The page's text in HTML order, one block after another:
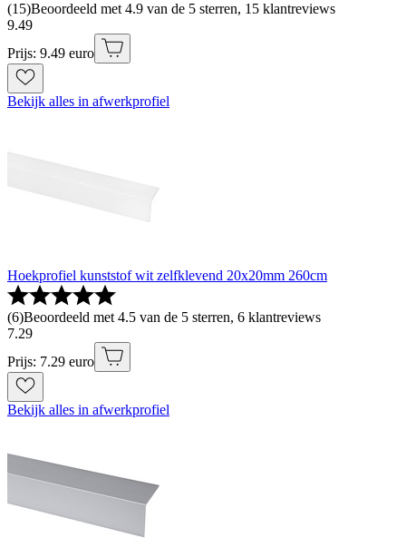
(15)Beoordeeld met 4.9 van de 5 sterren, 15 klantreviews
9.49
Prijs: 9.49 euro
Bekijk alles in afwerkprofiel
Hoekprofiel kunststof wit zelfklevend 20x20mm 260cm
(6)Beoordeeld met 4.5 van de 5 sterren, 6 klantreviews
7.29
Prijs: 7.29 euro
Bekijk alles in afwerkprofiel